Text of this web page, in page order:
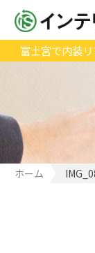
富士宮で内装
ホーム